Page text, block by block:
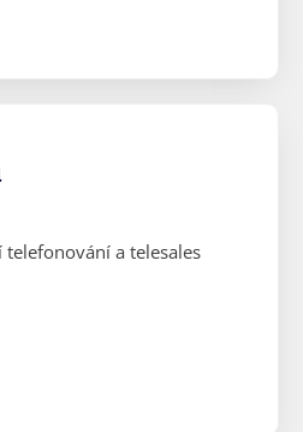
a telesales